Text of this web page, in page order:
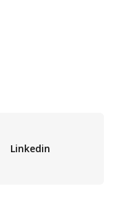
Linkedin